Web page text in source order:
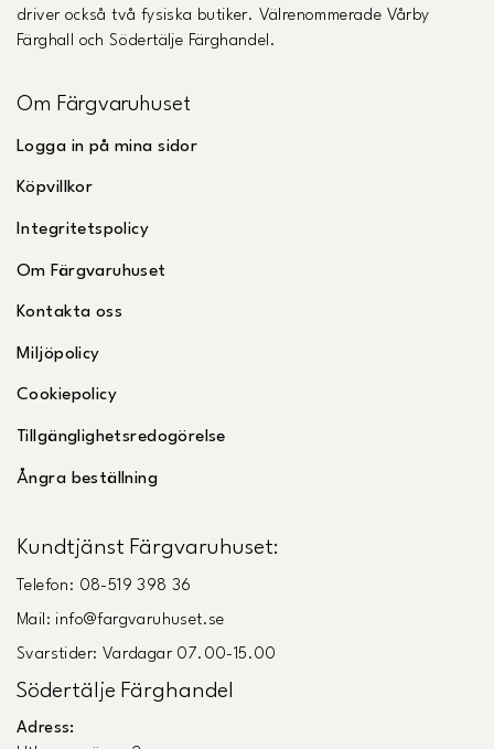
driver också två fysiska butiker. Välrenommerade Vårby
Färghall och Södertälje Färghandel.
Om Färgvaruhuset
Logga in på mina sidor
Köpvillkor
Integritetspolicy
Om Färgvaruhuset
Kontakta oss
Miljöpolicy
Cookiepolicy
Tillgänglighetsredogörelse
Ångra beställning
Kundtjänst Färgvaruhuset:
Telefon: 08-519 398 36
Mail: info@fargvaruhuset.se
Svarstider: Vardagar 07.00-15.00
Södertälje Färghandel
Adress: